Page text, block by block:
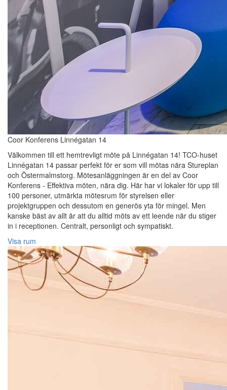
Coor Konferens Linnégatan 14
Välkommen till ett hemtrevligt möte på Linnégatan 14! TCO-huset
Linnégatan 14 passar perfekt för er som vill mötas nära Stureplan
och Östermalmstorg. Mötesanläggningen är en del av Coor
Konferens - Effektiva möten, nära dig. Här har vi lokaler för upp till
100 personer, utmärkta mötesrum för styrelsen eller
projektgruppen och dessutom en generös yta för mingel. Men
kanske bäst av allt är att du alltid möts av ett leende när du stiger
in i receptionen. Centralt, personligt och sympatiskt.
Visa rum